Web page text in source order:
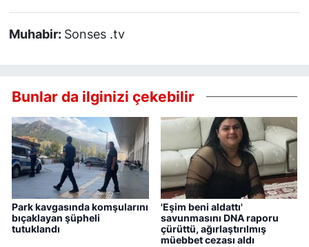
Muhabir: Sonses .tv
Bunlar da ilginizi çekebilir
Park kavgasında komşularını
bıçaklayan şüpheli
tutuklandı
'Eşim beni aldattı'
savunmasını DNA raporu
çürüttü, ağırlaştırılmış
müebbet cezası aldı